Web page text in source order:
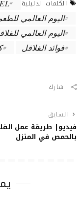
الكلمات الدليلية
اليوم العالمي
اليوم العالمي للفلافل
فوائد الفلافل
شارك
السابق
فيديو| طريقة عمل
بالحمص في المنزل